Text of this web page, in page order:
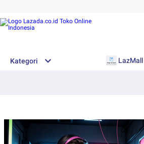
Kategori LazMall